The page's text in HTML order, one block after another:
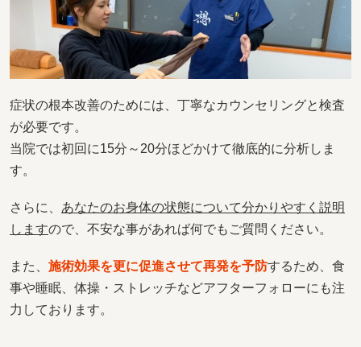
症状の根本改善のためには、丁寧なカウンセリングと検査
が必要です。
当院では初回に15分～20分ほどかけて徹底的に分析しま
す。
さらに、 あなたのお身体の状態について分かりやすく説明
しますので、不安な事があれば何でもご質問ください。
また、 施術効果を更に促進させて再発を予防するため、食
事や睡眠、体操・ストレッチなどアフターフォローにも注
力しております。